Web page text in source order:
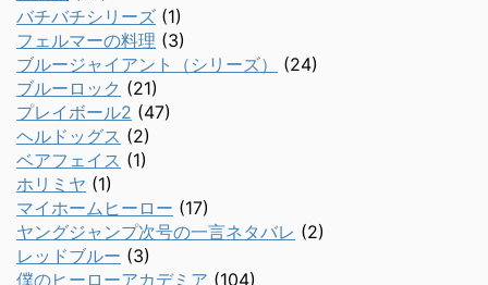
バチバチシリーズ (1)
フェルマーの料理 (3)
ブルージャイアント（シリーズ）
(24)
ブルーロック (21)
プレイボール2 (47)
ヘルドッグス (2)
ベアフェイス (1)
ホリミヤ (1)
マイホームヒーロー (17)
ヤングジャンプ次号の一言ネタバレ (2)
レッドブルー (3)
僕のヒーローアカデミア (104)